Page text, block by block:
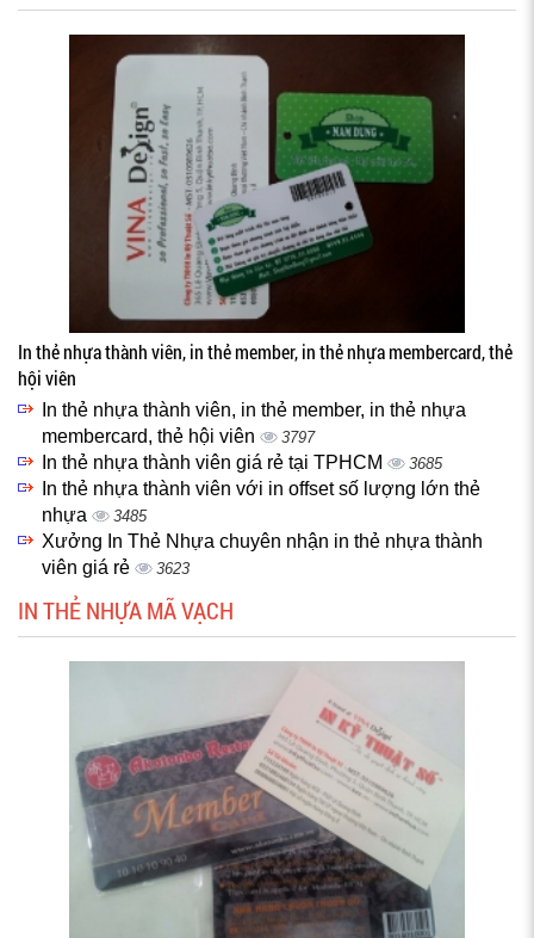
In thẻ nhựa thành viên, in thẻ member, in thẻ nhựa membercard, thẻ
hội viên
In thẻ nhựa thành viên, in thẻ member, in thẻ nhựa
membercard, thẻ hội viên
3797
In thẻ nhựa thành viên giá rẻ tại TPHCM 3685
In thẻ nhựa thành viên với in offset số lượng lớn thẻ
nhựa
3485
Xưởng In Thẻ Nhựa chuyên nhận in thẻ nhựa thành
viên giá rẻ
3623
IN THẺ NHỰA MÃ VẠCH